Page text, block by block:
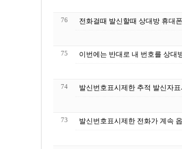
76 전화걸때 발신할때 상대방 휴대
75 이번에는 반대로 내 번호를 상대
74 발신번호표시제한 추적 발신자
73 발신번호표시제한 전화가 계속